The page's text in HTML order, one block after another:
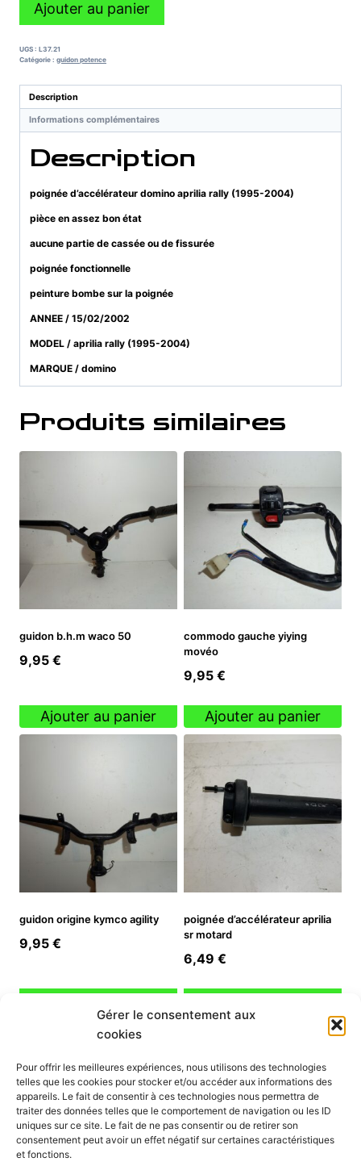
Gérer le consentement aux
cookies
Pour offrir les meilleures expériences, nous utilisons des technologies
telles que les cookies pour stocker et/ou accéder aux informations des
appareils. Le fait de consentir à ces technologies nous permettra de
traiter des données telles que le comportement de navigation ou les ID
uniques sur ce site. Le fait de ne pas consentir ou de retirer son
consentement peut avoir un effet négatif sur certaines caractéristiques
et fonctions.
d'accélérateur
domino
rally
(1995-
2004)
Ajouter au panier
UGS : L37.21
Catégorie : guidon potence
Description
Informations complémentaires
Description
poignée d’accélérateur domino aprilia rally (1995-2004)
pièce en assez bon état
aucune partie de cassée ou de fissurée
poignée fonctionnelle
peinture bombe sur la poignée
ANNEE / 15/02/2002
MODEL / aprilia rally (1995-2004)
MARQUE / domino
Produits similaires
guidon b.h.m waco 50
9,95 €
Ajouter au panier
commodo gauche yiying
movéo
9,95 €
Ajouter au panier
guidon origine kymco agility
9,95 €
poignée d’accélérateur aprilia
sr motard
6,49 €
INFORMATION
Mon compte
Nous contacter
Mode paiement
Nos services